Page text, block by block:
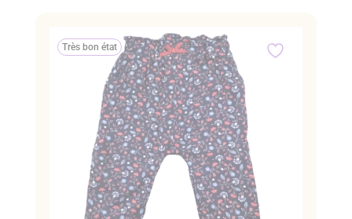
Très bon état